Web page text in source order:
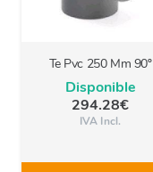
Te Pvc 250 Mm 90º
Disponible
294.28€
IVA Incl.